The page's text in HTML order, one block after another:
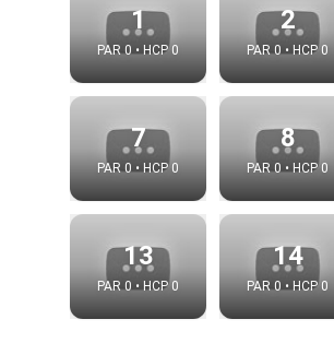
1
PAR 0 • HCP 0
2
PAR 0 • HCP 0
7
PAR 0 • HCP 0
8
PAR 0 • HCP 0
13
PAR 0 • HCP 0
14
PAR 0 • HCP 0